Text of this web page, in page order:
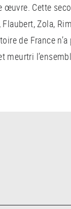
œuvre. Cette
Zola,
de France
meurtri